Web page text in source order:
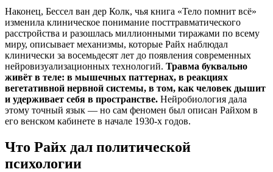
Наконец, Бессел ван дер Колк, чья книга «Тело помнит всё»
изменила клиническое понимание посттравматического
расстройства и разошлась миллионными тиражами по всему
миру, описывает механизмы, которые Райх наблюдал
клинически за восемьдесят лет до появления современных
нейровизуализационных технологий. Травма буквально
живёт в теле: в мышечных паттернах, в реакциях
вегетативной нервной системы, в том, как человек дышит
и удерживает себя в пространстве. Нейробиология дала
этому точный язык — но сам феномен был описан Райхом в
его венском кабинете в начале 1930-х годов.
Что Райх дал политической
психологии